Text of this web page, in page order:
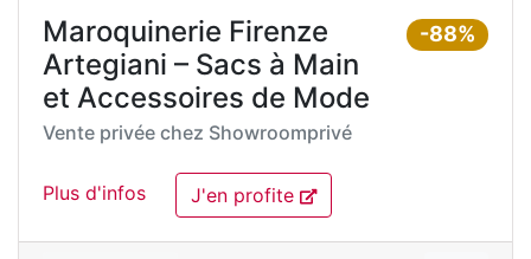
-88%
Maroquinerie Firenze
Artegiani – Sacs à Main
et Accessoires de Mode
Vente privée chez Showroomprivé
Plus d'infos J'en profite